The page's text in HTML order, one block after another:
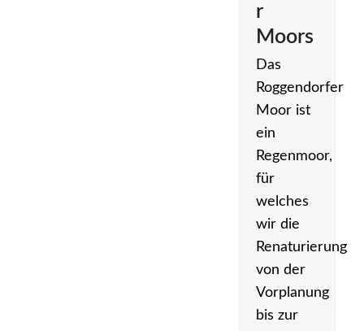
r
Moors
Das
Roggendorfer
Moor ist
ein
Regenmoor,
für
welches
wir die
Renaturierung
von der
Vorplanung
bis zur